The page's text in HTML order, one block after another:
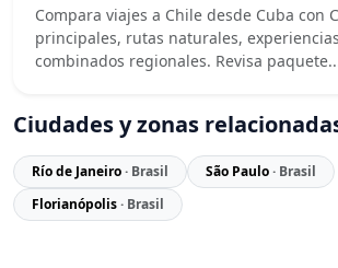
Compara viajes a Chile desde Cuba con
principales, rutas naturales,
combinados regionales. Revisa
Ciudades y zonas
Río de Janeiro· Brasil São Paulo· Brasil
Florianópolis· Brasil